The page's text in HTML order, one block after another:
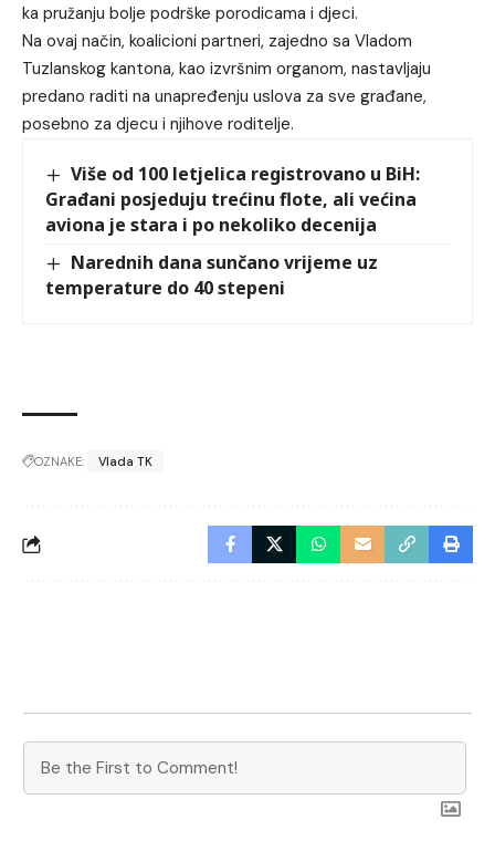
ka pružanju bolje podrške porodicama i djeci.
Na ovaj način, koalicioni partneri, zajedno sa Vladom
Tuzlanskog kantona, kao izvršnim organom, nastavljaju
predano raditi na unapređenju uslova za sve građane,
posebno za djecu i njihove roditelje.
Više od 100 letjelica registrovano u BiH:
Građani posjeduju trećinu flote, ali većina
aviona je stara i po nekoliko decenija
Narednih dana sunčano vrijeme uz
temperature do 40 stepeni
OZNAKE: Vlada TK